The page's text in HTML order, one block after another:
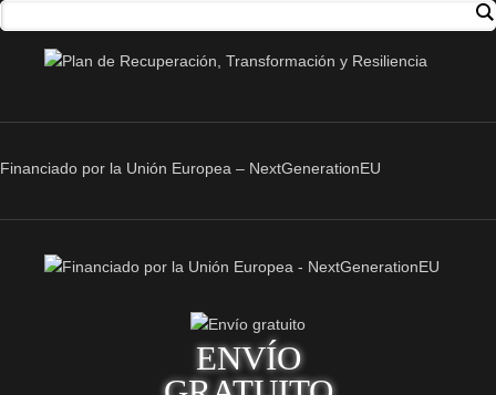
Financiado por la Unión Europea – NextGenerationEU
ENVÍO